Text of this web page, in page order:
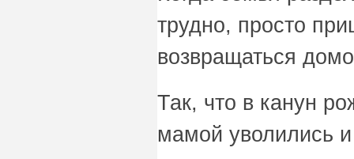
трудно, просто
возвращаться
Так, что в канун
мамой уволились